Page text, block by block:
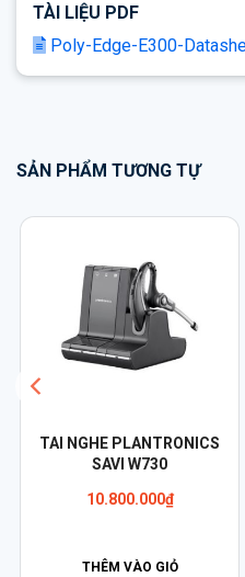
TÀI LIỆU PDF
Poly-Edge-E300-
SẢN PHẨM TƯƠNG TỰ
TAI NGHE PLANTRONICS
SAVI W730
10.800.000₫
THÊM VÀO GIỎ